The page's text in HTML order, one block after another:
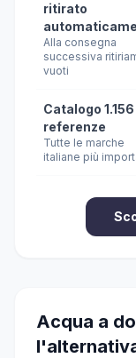
ritirato
Alla consegna
successiva
vuoti
Catalogo 1.156
referenze
Tutte le marche
italiane più
Acqua a